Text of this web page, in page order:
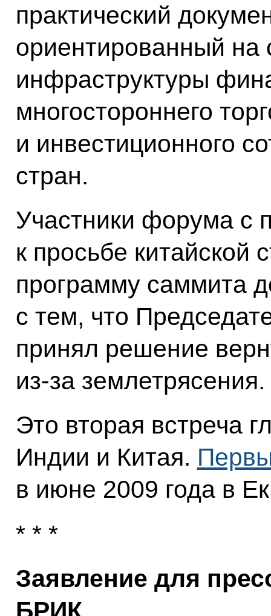
практический
ориентированный
инфраструктуры
многостороннего
и инвестиционного
стран.
Участники форума с
к просьбе китайской
программу саммита
с тем, что
принял решение
из‑за землетрясения.
Это вторая встреча
Индии и Китая.
в июне 2009 года в
* * *
Заявление для